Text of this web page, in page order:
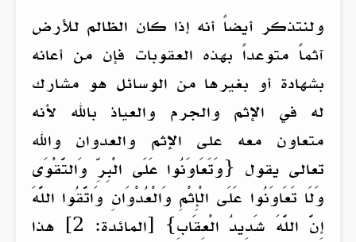
ولنتذكر أيضاً أنه إذا كان الظالم للأرض
آثماً متوعداً بهذه العقوبات فإن من أعانه
بشهادة أو بغيرها من الوسائل هو مشارك
له في الإثم والجرم والعياذ بالله لأنه
متعاون معه على الإثم والعدوان والله
تعالى يقول {وَتَعَاوَنُوا عَلَى الْبِرِّ وَالتَّقْوَى
وَلَا تَعَاوَنُوا عَلَى الْإِثْمِ وَالْعُدْوَانِ وَاتَّقُوا اللَّهَ
إِنَّ اللَّهَ شَدِيدُ الْعِقَابِ} [المائدة: 2] هذا